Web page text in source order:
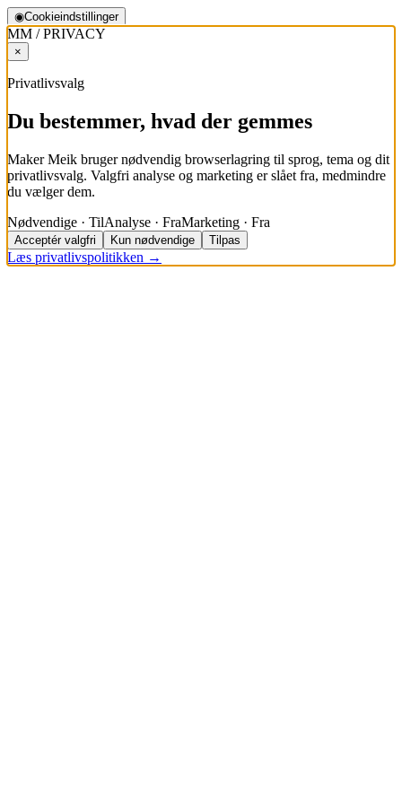
◉Cookieindstillinger
MM / PRIVACY
×
Privatlivsvalg
Du bestemmer, hvad der gemmes
Maker Meik bruger nødvendig browserlagring til sprog, tema og dit
privatlivsvalg. Valgfri analyse og marketing er slået fra, medmindre
du vælger dem.
Nødvendige · TilAnalyse · FraMarketing · Fra
Acceptér valgfri Kun nødvendige Tilpas
Læs privatlivspolitikken →